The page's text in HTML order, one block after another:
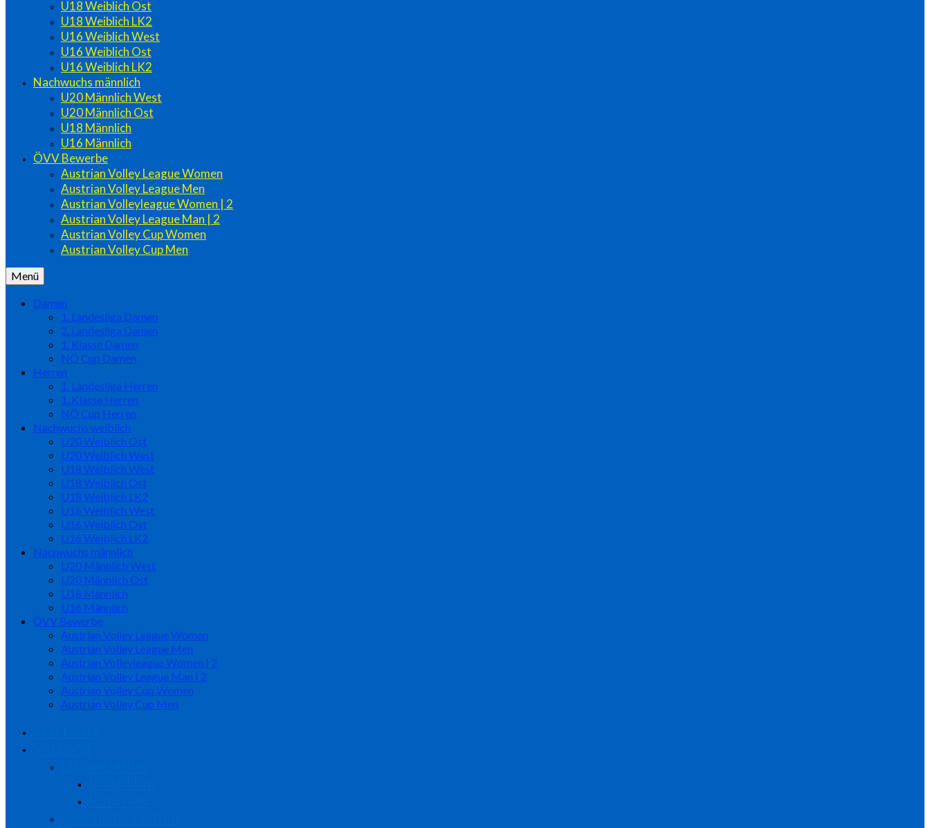
U18 Weiblich Ost
U18 Weiblich LK2
U16 Weiblich West
U16 Weiblich Ost
U16 Weiblich LK2
Nachwuchs männlich
U20 Männlich West
U20 Männlich Ost
U18 Männlich
U16 Männlich
ÖVV Bewerbe
Austrian Volley League Women
Austrian Volley League Men
Austrian Volleyleague Women | 2
Austrian Volley League Man | 2
Austrian Volley Cup Women
Austrian Volley Cup Men
Menü
Damen
1. Landesliga Damen
2. Landesliga Damen
1. Klasse Damen
NÖ Cup Damen
Herren
1. Landesliga Herren
1. Klasse Herren
NÖ Cup Herren
Nachwuchs weiblich
U20 Weiblich Ost
U20 Weiblich West
U18 Weiblich West
U18 Weiblich Ost
U18 Weiblich LK2
U16 Weiblich West
U16 Weiblich Ost
U16 Weiblich LK2
Nachwuchs männlich
U20 Männlich West
U20 Männlich Ost
U18 Männlich
U16 Männlich
ÖVV Bewerbe
Austrian Volley League Women
Austrian Volley League Men
Austrian Volleyleague Women | 2
Austrian Volley League Man | 2
Austrian Volley Cup Women
Austrian Volley Cup Men